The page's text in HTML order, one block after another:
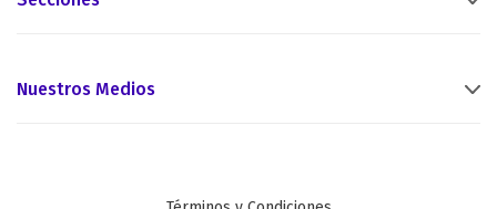
Nuestros Medios